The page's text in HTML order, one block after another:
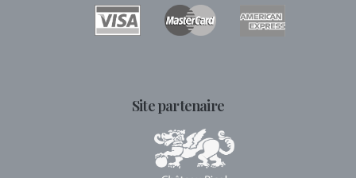
Site partenaire